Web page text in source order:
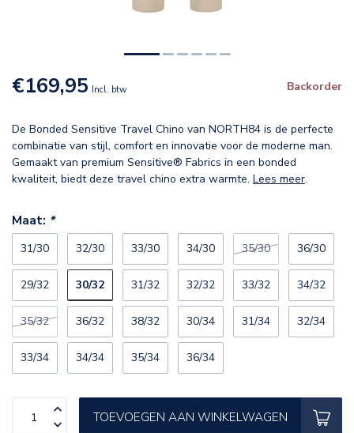
€169,95 Incl. btw Backorder
De Bonded Sensitive Travel Chino van NORTH84 is de perfecte
combinatie van stijl, comfort en innovatie voor de moderne man.
Gemaakt van premium Sensitive® Fabrics in een bonded
kwaliteit, biedt deze travel chino extra warmte. Lees meer.
Maat: *
31/30 32/30 33/30 34/30 35/30 36/30
29/32 30/32 31/32 32/32 33/32 34/32
35/32 36/32 38/32 30/34 31/34 32/34
33/34 34/34 35/34 36/34
TOEVOEGEN AAN WINKELWAGEN